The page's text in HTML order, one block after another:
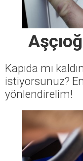
Kapıda mı
istiyorsunuz?
yönlendirelim!